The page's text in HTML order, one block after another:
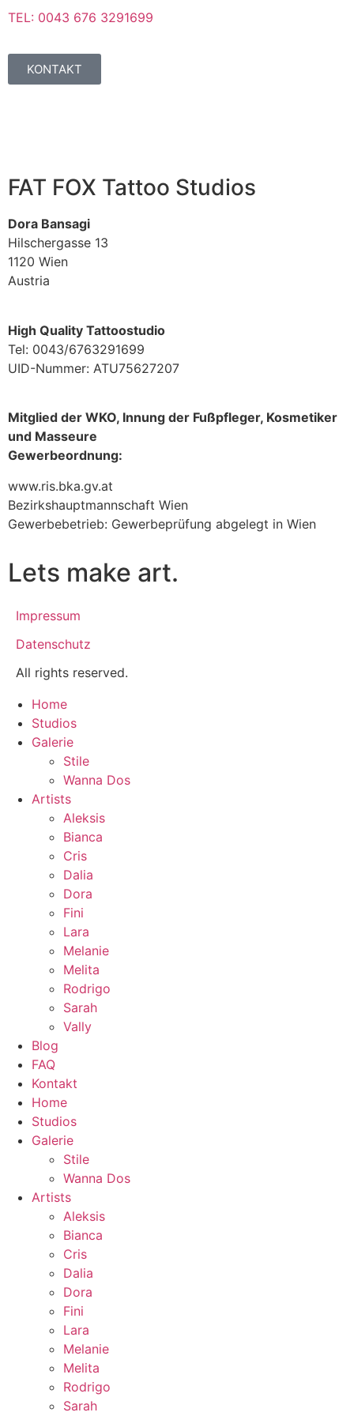
TEL: 0043 676 3291699
KONTAKT
FAT FOX Tattoo Studios
Dora Bansagi
Hilschergasse 13
1120 Wien
Austria
High Quality Tattoostudio
Tel: 0043/6763291699
UID-Nummer: ATU75627207
Mitglied der WKO, Innung der Fußpfleger, Kosmetiker
und Masseure
Gewerbeordnung:
www.ris.bka.gv.at
Bezirkshauptmannschaft Wien
Gewerbebetrieb: Gewerbeprüfung abgelegt in Wien
Lets make art.
Impressum
Datenschutz
All rights reserved.
Home
Studios
Galerie
Stile
Wanna Dos
Artists
Aleksis
Bianca
Cris
Dalia
Dora
Fini
Lara
Melanie
Melita
Rodrigo
Sarah
Vally
Blog
FAQ
Kontakt
Home
Studios
Galerie
Stile
Wanna Dos
Artists
Aleksis
Bianca
Cris
Dalia
Dora
Fini
Lara
Melanie
Melita
Rodrigo
Sarah